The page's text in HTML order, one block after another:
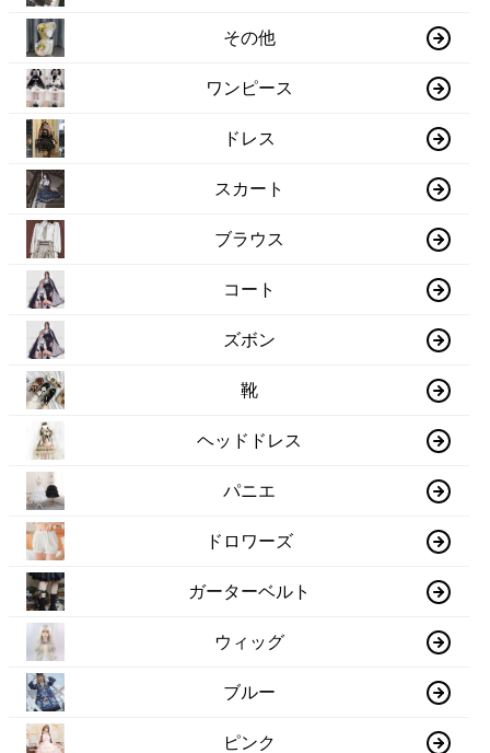
その他
ワンピース
ドレス
スカート
ブラウス
コート
ズボン
靴
ヘッドドレス
パニエ
ドロワーズ
ガーターベルト
ウィッグ
ブルー
ピンク